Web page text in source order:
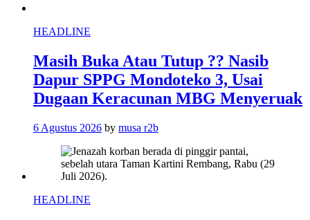
HEADLINE
Masih Buka Atau Tutup ?? Nasib
Dapur SPPG Mondoteko 3, Usai
Dugaan Keracunan MBG Menyeruak
6 Agustus 2026 by musa r2b
HEADLINE